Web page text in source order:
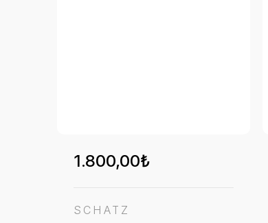
1.800,00₺
SCHATZ